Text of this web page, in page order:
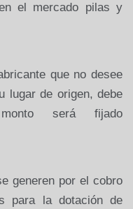
el mercado pilas y
que no desee
lugar de origen, debe
monto será
fijado
generen por el cobro
para la dotación de